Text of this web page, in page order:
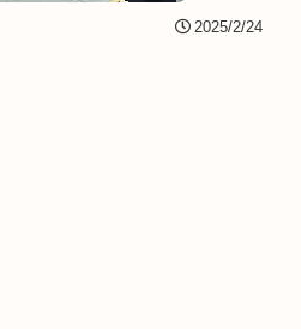
2025/2/24